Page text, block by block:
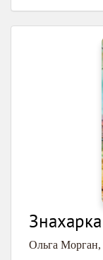
Знахарка
Ольга Морган,